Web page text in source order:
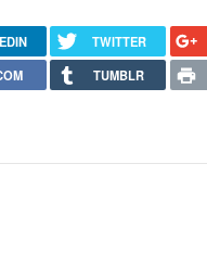
TWITTER
TUMBLR